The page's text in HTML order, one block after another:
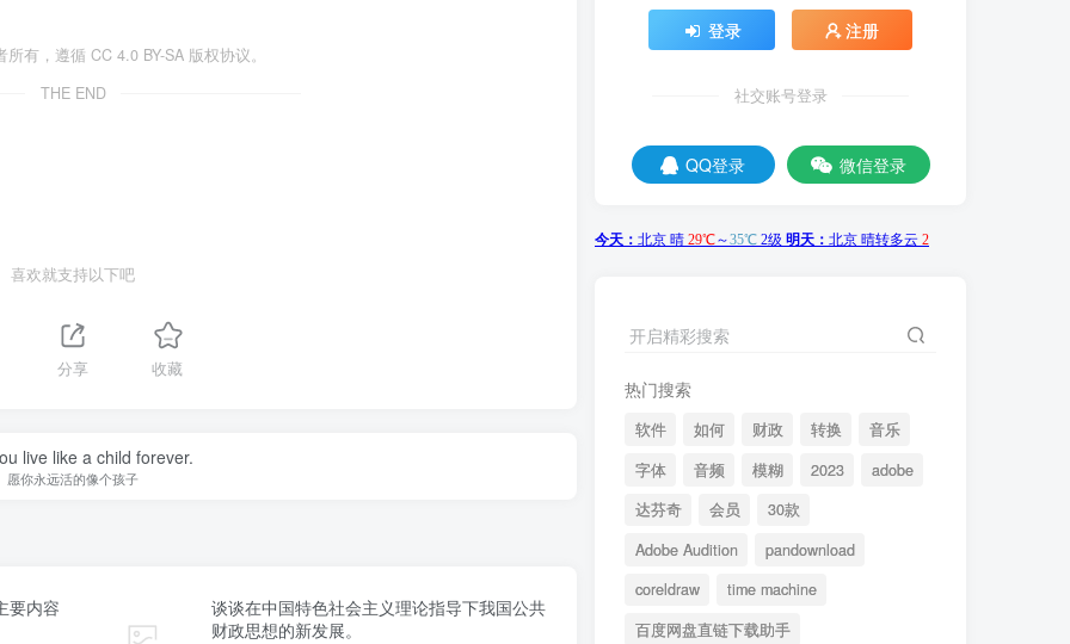
有，遵循 CC 4.0 BY-SA 版权协议。
THE END
喜欢就支持以下吧
分享 收藏
live like a child forever.
愿你永远活的像个孩子
要内容
谈谈在中国特色社会主义理论指导下我国公共
财政思想的新发展。
登录 注册
社交账号登录
QQ登录 微信登录
开启精彩搜索
热门搜索
软件 如何 财政 转换
音乐
字体
音频 模糊 2023
adobe
达芬奇
会员
30款
Adobe Audition
pandownload
coreldraw
time machine
百度网盘直链下载助手